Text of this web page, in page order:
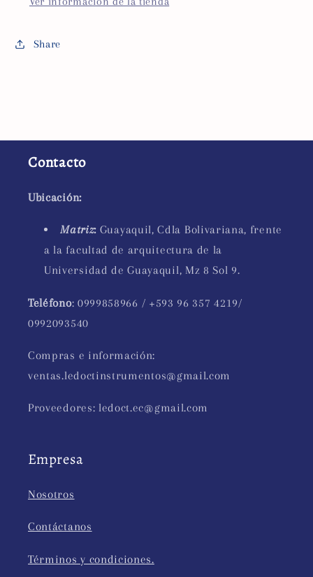
Share
Contacto
Ubicación:
Matriz: Guayaquil, Cdla Bolivariana, frente
a la facultad de arquitectura de la
Universidad de Guayaquil, Mz 8 Sol 9.
Teléfono: 0999858966 / +593 96 357 4219/
0992093540
Compras e información:
ventas.ledoctinstrumentos@gmail.com
Proveedores: ledoct.ec@gmail.com
Empresa
Nosotros
Contáctanos
Términos y condiciones.